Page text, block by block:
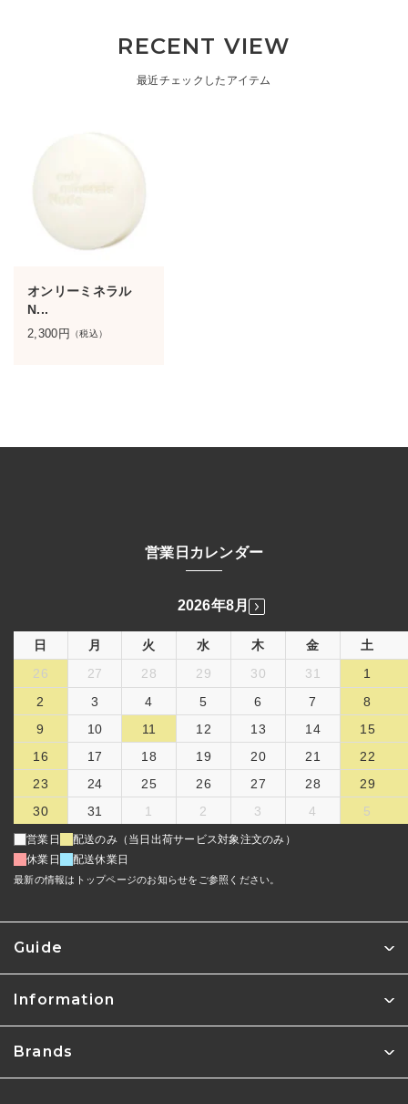
RECENT VIEW
最近チェックしたアイテム
オンリーミネラル
N...
2,300 円 （税込）
Guide
Information
Brands
営業日カレンダー
2026年8月
日 月 火 水 木 金
土
26
27 28 29 30 31
1
2
3 4 5 6 7
8
9
10 11 12 13 14
15
16
17 18 19 20 21
22
23
24 25 26 27 28
29
30
31 1 2 3 4 5
営業日
配送のみ（当日出荷サービス対象注文のみ）
休業日
配送休業日
最新の情報はトップページのお知らせをご参照ください。